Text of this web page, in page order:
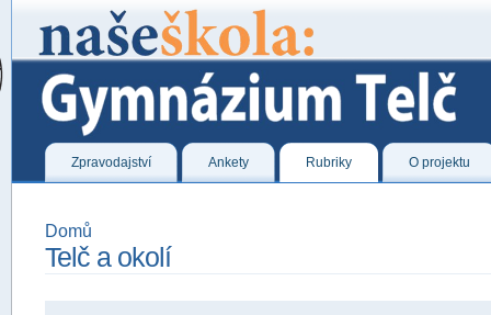
Zpravodajství Ankety Rubriky O projektu
Domů
Telč a okolí